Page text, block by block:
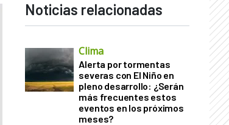
Noticias relacionadas
Clima
Alerta por tormentas
severas con El Niño en
pleno desarrollo: ¿Serán
más frecuentes estos
eventos en los próximos
meses?